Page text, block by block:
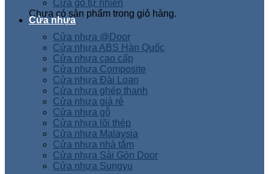
Chưa có sản phẩm trong giỏ hàng.
Cửa gỗ tự nhiên
Cửa nhựa
Cửa nhựa @Door
Cửa nhựa ABS Hàn Quốc
Cửa nhựa cao cấp
Cửa nhựa Composite
Cửa nhựa Đài Loan
Cửa nhựa ghép thanh
Cửa nhựa giá rẻ
Cửa nhựa gỗ
Cửa nhựa lõi thép
Cửa nhựa Malaysia
Cửa nhựa nhà tắm
Cửa nhựa Sài Gòn Door
Cửa nhựa Sungyu